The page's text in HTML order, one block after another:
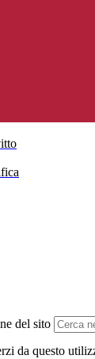
del sito
da questo